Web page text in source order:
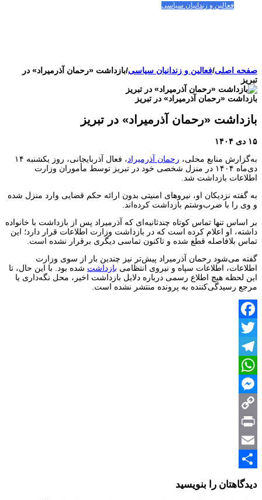
فعالین و زندانیان سیاسی
صفحه اصلی/فعالین و زندانیان سیاسی/بازداشت «رحمان آذرمیراد» در
تبریز
بازداشت «رحمان آذرمیراد» در تبریز
بازداشت «رحمان آذرمیراد» در تبریز
۱۵ دی ۱۴۰۴
به‌گزارش منابع محلی، رحمان آذرمیراد
، فعال آذربایجانی، روز یکشنبه ۱۴
دی‌ماه ۱۴۰۴ در منزل شخصی خود در تبریز توسط مأموران وزارت
اطلاعات بازداشت شد.
به گفته نزدیکان او، نیروهای امنیتی بدون ارائه حکم قضایی وارد منزل شده
و وی را با ضرب‌وشتم بازداشت کرده‌اند.
بر اساس تنها تماس کوتاه چندثانیه‌ای که آذرمیراد پس از بازداشت با خانواده
داشته، او اعلام کرده است که در بازداشت وزارت اطلاعات قرار دارد؛ این
تماس بلافاصله قطع شده و تاکنون تماسی دیگری برقرار نشده است.
گفته می‌شود رحمان آذرمیراد پیش‌تر نیز چندین بار از سوی وزارت
اطلاعات، اطلاعات سپاه و نیروی انتظامی بازداشت شده بود. با این حال، تا
این لحظه هیچ اطلاع رسمی درباره دلایل بازداشت اخیر، محل نگه‌داری یا
مرجع رسیدگی‌کننده به پرونده منتشر نشده است.
Facebook
Twitter
Telegram
WhatsApp
Messenger
Copy
Link
Print
Email
Share
دیدگاهتان را بنویسید